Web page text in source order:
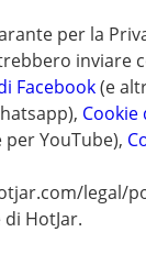
per la
inviare
Facebook(e
Cookie
YouTube),
legal/
HotJar.